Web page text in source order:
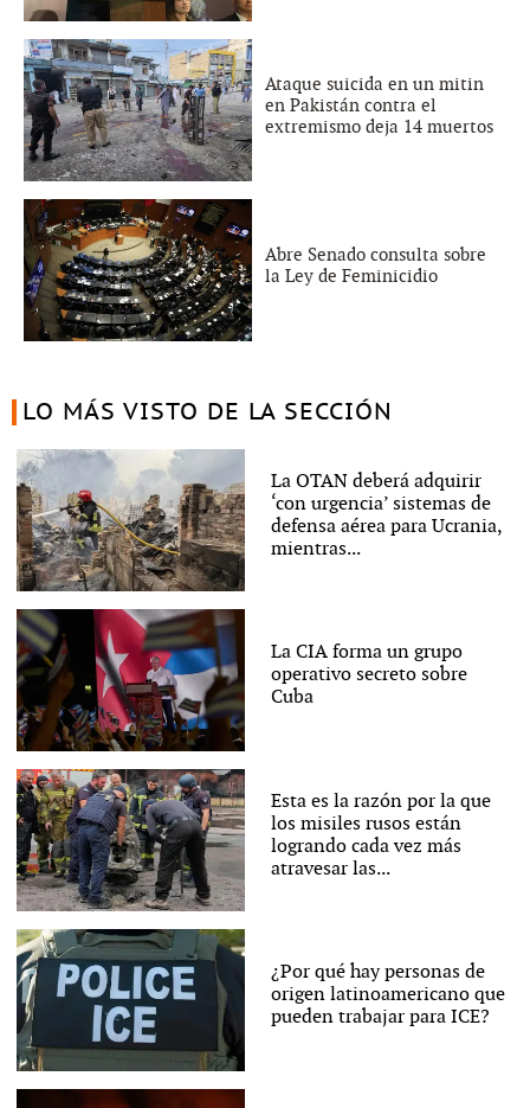
Ataque suicida en un mitin
en Pakistán contra el
extremismo deja 14 muertos
Abre Senado consulta sobre
la Ley de Feminicidio
LO MÁS VISTO DE LA SECCIÓN
La OTAN deberá adquirir
‘con urgencia’ sistemas de
defensa aérea para Ucrania,
mientras...
La CIA forma un grupo
operativo secreto sobre
Cuba
Esta es la razón por la que
los misiles rusos están
logrando cada vez más
atravesar las...
¿Por qué hay personas de
origen latinoamericano que
pueden trabajar para ICE?